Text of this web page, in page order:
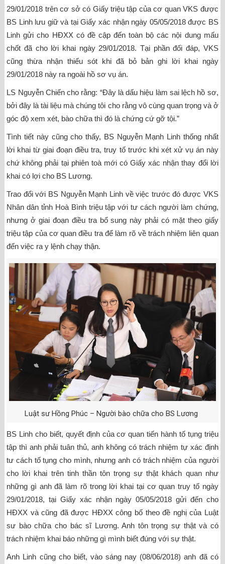
29/01/2018 trên cơ sở có Giấy triệu tập của cơ quan VKS được
BS Linh lưu giữ và tại Giấy xác nhận ngày 05/05/2018 được BS
Linh gửi cho HĐXX có đề cập đến toàn bộ các nội dung mấu
chốt đã cho lời khai ngày 29/01/2018. Tại phần đối đáp, VKS
cũng thừa nhận thiếu sót khi đã bỏ bản ghi lời khai ngày
29/01/2018 này ra ngoài hồ sơ vụ án.
LS Nguyễn Chiến cho rằng: “Đây là dấu hiệu làm sai lệch hồ sơ,
bởi đây là tài liệu mà chúng tôi cho rằng vô cùng quan trọng và ở
góc độ xem xét, bào chữa thì đó là chứng cứ gỡ tội.”
Tình tiết này cũng cho thấy, BS Nguyễn Mạnh Linh thống nhất
lời khai từ giai đoạn điều tra, truy tố trước khi xét xử vụ án này
chứ không phải tại phiên toà mới có Giấy xác nhận thay đổi lời
khai có lợi cho BS Lương.
Trao đổi với BS Nguyễn Mạnh Linh về việc trước đó được VKS
Nhân dân tỉnh Hoà Bình triệu tập với tư cách người làm chứng,
nhưng ở giai đoạn điều tra bổ sung này phải có mặt theo giấy
triệu tập của cơ quan điều tra để làm rõ về trách nhiệm liên quan
đến việc ra y lệnh chạy thận.
Luật sư Hồng Phúc – Người bào chữa cho BS Lương
BS Linh cho biết, quyết định của cơ quan tiến hành tố tụng triệu
tập thì anh phải tuân thủ, anh không có trách nhiệm tự xác định
tư cách tố tụng cho mình, nhưng anh có trách nhiệm của người
cho lời khai trên tinh thần tôn trọng sự thật khách quan như
những gì anh đã làm rõ trong lời khai tại cơ quan truy tố ngày
29/01/2018, tại Giấy xác nhận ngày 05/05/2018 gửi đến cho
HĐXX và cũng đã được HĐXX công bố theo đề nghị của Luật
sư bào chữa cho bác sĩ Lương. Anh tôn trọng sự thật và có
trách nhiệm khai báo những gì mình biết đúng với sự thật.
Anh Linh cũng cho biết, vào sáng nay (08/06/2018) anh đã có